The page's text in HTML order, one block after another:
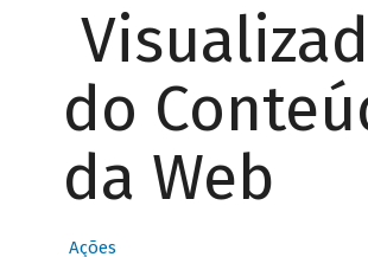
do
da Web
Ações